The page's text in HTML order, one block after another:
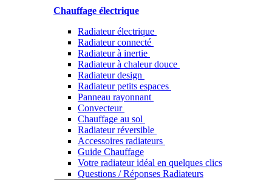
Chauffage électrique
Radiateur électrique
Radiateur connecté
Radiateur à inertie
Radiateur à chaleur douce
Radiateur design
Radiateur petits espaces
Panneau rayonnant
Convecteur
Chauffage au sol
Radiateur réversible
Accessoires radiateurs
Guide Chauffage
Votre radiateur idéal en quelques clics
Questions / Réponses Radiateurs